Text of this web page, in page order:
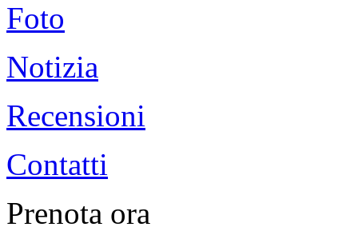
Foto
Notizia
Recensioni
Contatti
Prenota ora